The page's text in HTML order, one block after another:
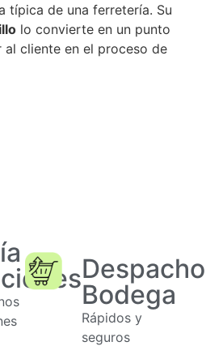
típica de una ferretería. Su
lo convierte en un punto
cliente en el proceso de
Bodega
Rápidos y
seguros